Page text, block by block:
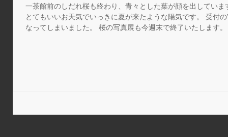
一茶館前のしだれ桜も終わり、青々とした葉が顔を出しています。 ゴールデンウィーク中に続き
とてもいいお天気でいっきに夏が来たような陽気です。 受付のYさんは炎天下での草取りで顔が真っ赤に
なってしまいました。 桜の写真展も今週末で終了いたします